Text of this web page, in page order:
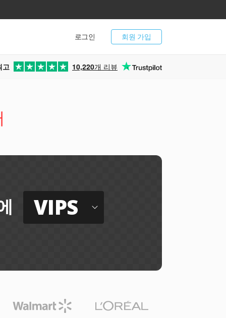
회원 가입
로그인
고 10,220개 리뷰
VIPS